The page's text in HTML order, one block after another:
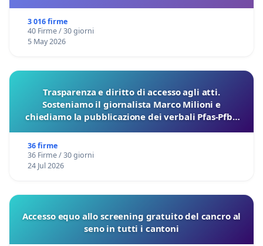
3 016 firme
40 Firme / 30 giorni
5 May 2026
Trasparenza e diritto di accesso agli atti.
Sosteniamo il giornalista Marco Milioni e
chiediamo la pubblicazione dei verbali Pfas-Pfba
36 firme
36 Firme / 30 giorni
24 Jul 2026
Accesso equo allo screening gratuito del cancro al
seno in tutti i cantoni